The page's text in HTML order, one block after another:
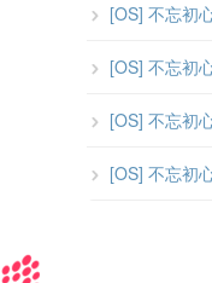
[OS] 不忘初
[OS] 不忘初
[OS] 不忘初
[OS] 不忘初